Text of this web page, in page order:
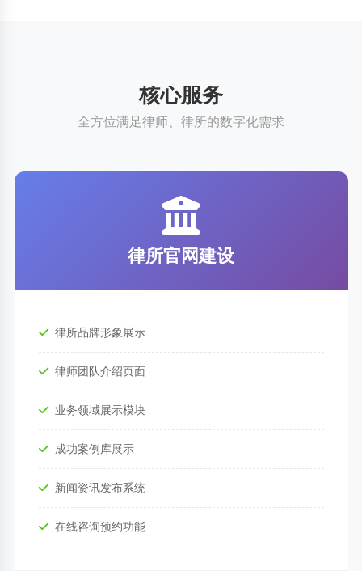
核心服务
全方位满足律师、律所的数字化需求
律所官网建设
律所品牌形象展示
律师团队介绍页面
业务领域展示模块
成功案例库展示
新闻资讯发布系统
在线咨询预约功能